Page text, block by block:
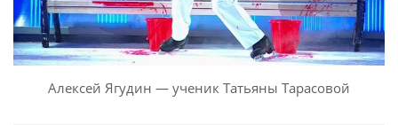
Алексей Ягудин — ученик Татьяны Тарасовой